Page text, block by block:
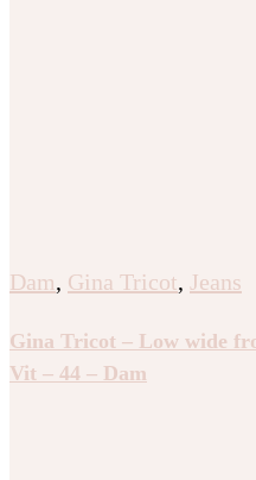
Dam, Gina Tricot, Jeans
Gina Tricot – Low wide
Vit – 44 – Dam